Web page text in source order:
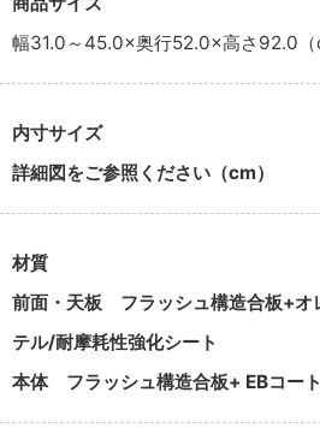
幅31.0～45.0×奥行52.0×高さ92.0（
内寸サイズ
詳細図をご参照ください（cm）
材質
前面・天板 フラッシュ構造合板+オ
テル/耐摩耗性強化シート
本体フラッシュ構造合板+ EBコー